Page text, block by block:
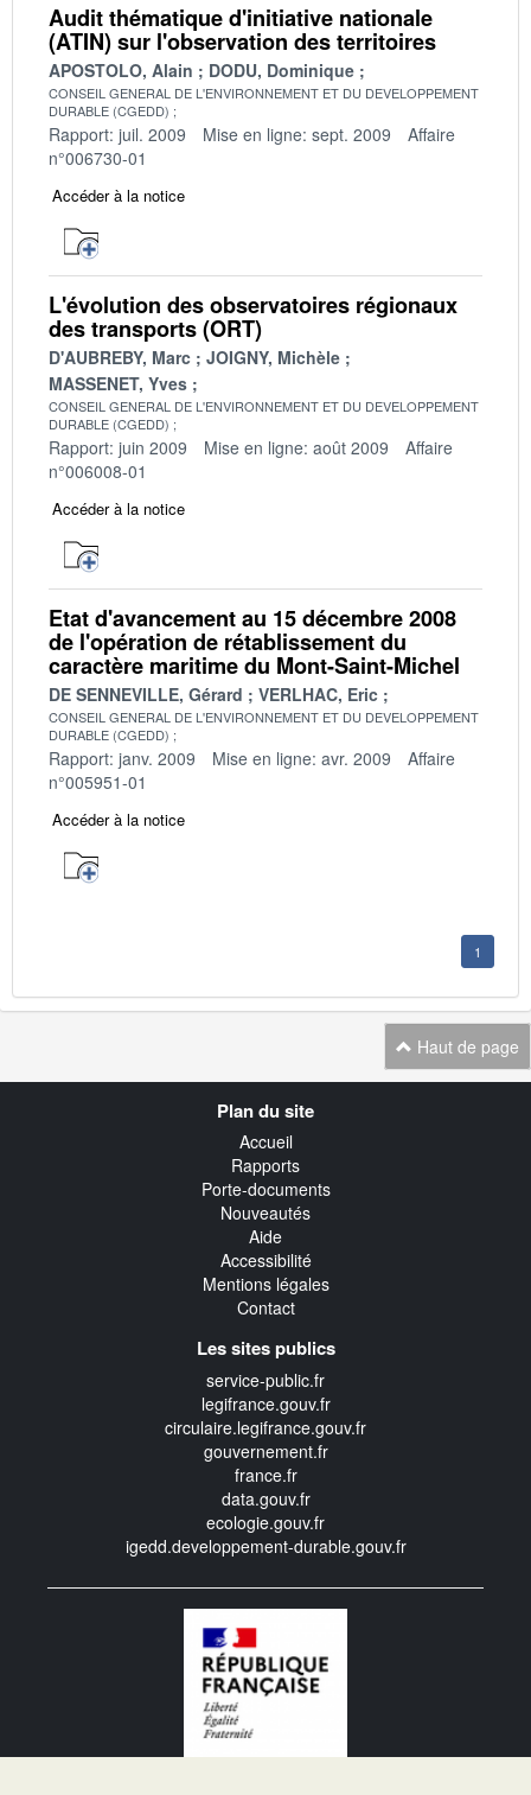
Audit thématique d'initiative nationale
(ATIN) sur l'observation des territoires
APOSTOLO, Alain DODU, Dominique
CONSEIL GENERAL DE L'ENVIRONNEMENT ET DU DEVELOPPEMENT
DURABLE (CGEDD)
Rapport: juil. 2009 Mise en ligne: sept. 2009
Affaire
n°006730-01
Accéder à la notice
L'évolution des observatoires régionaux
des transports (ORT)
D'AUBREBY, Marc
JOIGNY, Michèle
MASSENET, Yves
CONSEIL GENERAL DE L'ENVIRONNEMENT ET DU DEVELOPPEMENT
DURABLE (CGEDD)
Rapport: juin 2009 Mise en ligne: août 2009
Affaire
n°006008-01
Accéder à la notice
Etat d'avancement au 15 décembre 2008
de l'opération de rétablissement du
caractère maritime du Mont-Saint-Michel
DE SENNEVILLE, Gérard VERLHAC, Eric
CONSEIL GENERAL DE L'ENVIRONNEMENT ET DU DEVELOPPEMENT
DURABLE (CGEDD)
Rapport: janv. 2009 Mise en ligne: avr. 2009
Affaire
n°005951-01
Accéder à la notice
1
Haut de page
Plan du site
Accueil
Rapports
Porte-documents
Nouveautés
Aide
Accessibilité
Mentions légales
Contact
Les sites publics
service-public.fr
legifrance.gouv.fr
circulaire.legifrance.gouv.fr
gouvernement.fr
france.fr
data.gouv.fr
ecologie.gouv.fr
igedd.developpement-durable.gouv.fr